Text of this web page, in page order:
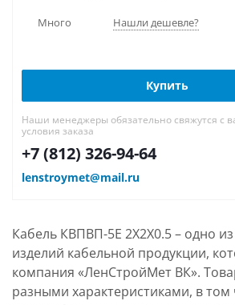
Много Нашли дешевле?
Купить
Наши менеджеры обязательно свяжутся с
условия заказа
+7 (812) 326-94-64
lenstroymet@mail.ru
Кабель КВПВП-5Е 2Х2Х0.5 – одно
изделий кабельной продукции,
компания «ЛенСтройМет ВК».
разными характеристиками, в том